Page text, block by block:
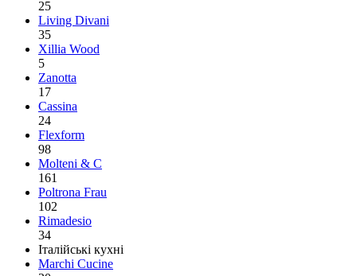
25
Living Divani
35
Xillia Wood
5
Zanotta
17
Cassina
24
Flexform
98
Molteni & C
161
Poltrona Frau
102
Rimadesio
34
Італійські кухні
Marchi Cucine